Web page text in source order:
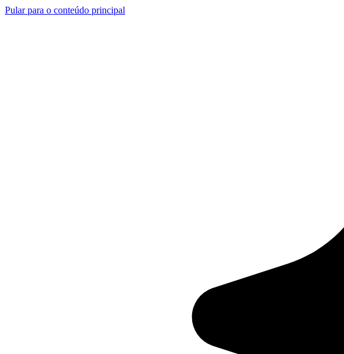
Pular para o conteúdo principal